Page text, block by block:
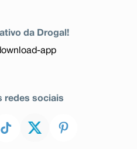
da Drogal!
redes sociais